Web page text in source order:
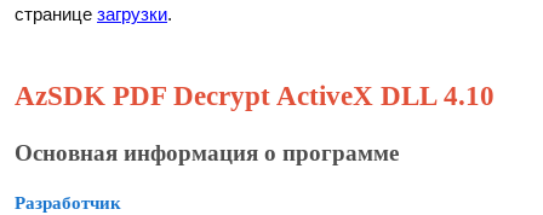
странице загрузки.
AzSDK PDF Decrypt ActiveX DLL 4.10
Основная информация о программе
Разработчик